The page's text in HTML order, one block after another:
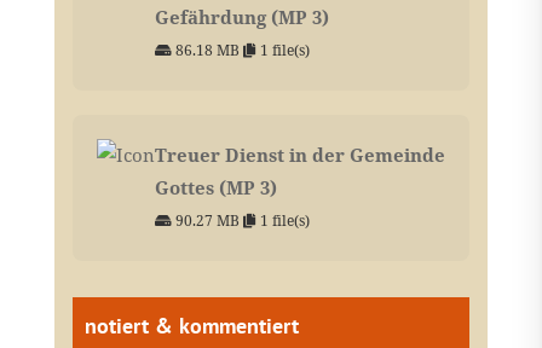
Gefährdung (MP 3)
86.18 MB 1 file(s)
Treuer Dienst in der Gemeinde
Gottes (MP 3)
90.27 MB 1 file(s)
notiert & kommentiert